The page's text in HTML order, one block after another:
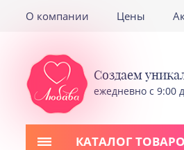
О компании Цены
Создаем
ежедневно с 9:00
КАТАЛОГ